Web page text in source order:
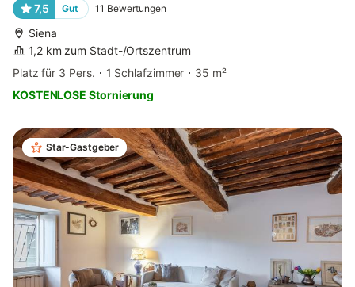
7,5 Gut 11 Bewertungen
Siena
1,2 km zum Stadt-/Ortszentrum
Platz für 3 Pers.
1 Schlafzimmer
35 m²
KOSTENLOSE Stornierung
Star-Gastgeber